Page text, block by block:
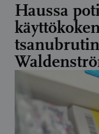
Haussa